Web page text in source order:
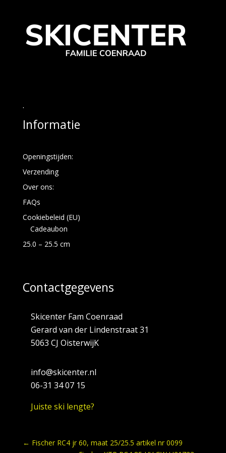
.
Informatie
Openingstijden:
Verzending
Over ons:
FAQs
Cookiebeleid (EU)
Cadeaubon
25.0 – 25.5 cm
Contactgegevens
Skicenter Fam Coenraad
Gerard van der Lindenstraat 31
5063 CJ OisterwijK
info@skicenter.nl
06-31 34 07 15
Juiste ski lengte?
← Fischer RC4 jr 60, maat 25/25.5 artikel nr 0099